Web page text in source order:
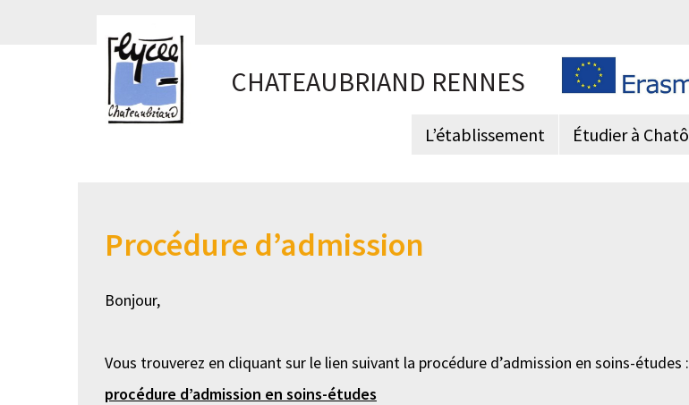
CHATEAUBRIAND RENNES
L’établissement Étudier à Chatô
Procédure d’admission
Bonjour,
Vous trouverez en cliquant sur le lien suivant la procédure d’admission en soins-études :
procédure d’admission en soins-études